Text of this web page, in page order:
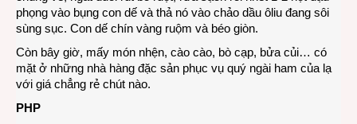
phọng vào bụng con dế và thả nó vào chảo dầu ôliu đang sôi
sùng sục. Con dế chín vàng ruộm và béo giòn.
Còn bây giờ, mấy món nhện, cào cào, bò cạp, bửa củi… có
mặt ở những nhà hàng đặc sản phục vụ quý ngài ham của lạ
với giá chẳng rẻ chút nào.
PHP